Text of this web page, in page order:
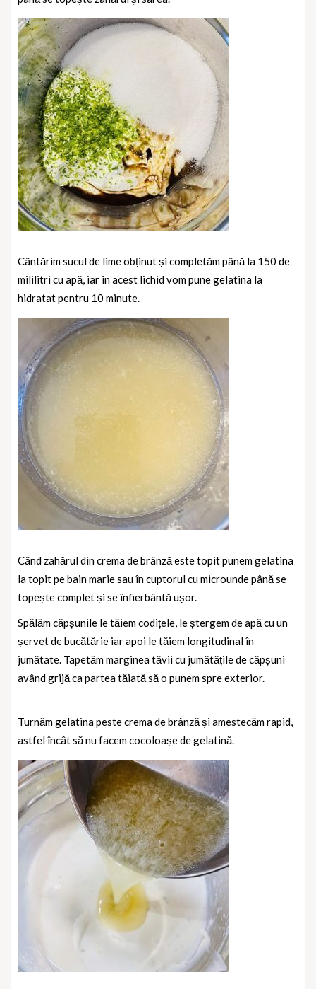
Cântărim sucul de lime obținut și completăm până la 150 de
mililitri cu apă, iar în acest lichid vom pune gelatina la
hidratat pentru 10 minute.
Când zahărul din crema de brânză este topit punem gelatina
la topit pe bain marie sau în cuptorul cu microunde până se
topește complet și se înfierbântă ușor.
Spălăm căpșunile le tăiem codițele, le ștergem de apă cu un
șervet de bucătărie iar apoi le tăiem longitudinal în
jumătate. Tapetăm marginea tăvii cu jumătățile de căpșuni
având grijă ca partea tăiată să o punem spre exterior.
Turnăm gelatina peste crema de brânză și amestecăm rapid,
astfel încât să nu facem cocoloașe de gelatină.